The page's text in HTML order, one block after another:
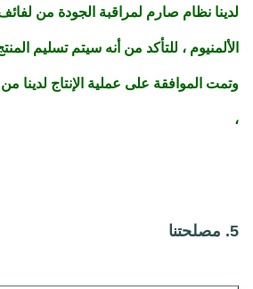
لدينا نظام صارم لمراقبة الجودة من
الألمنيوم ، للتأكد من أنه سيتم تسليم
،
5. مصلحتنا